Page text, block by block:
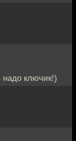
надо ключик!)